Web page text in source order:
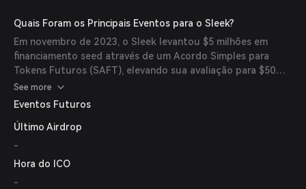
aplicações DeFi e CeFi desde 2017 e trabalhou
anteriormente na Blackstone cobrindo ativos reais.
Quais Foram os Principais Eventos para o Sleek?
Em novembro de 2023, o Sleek levantou $5 milhões em
financiamento seed através de um Acordo Simples para
Tokens Futuros (SAFT), elevando sua avaliação para $50
milhões. Os investidores incluíram Binance Labs, Shima
Capital, Spartan Group, Symbolic Capital, MarketAcross e
See more
Eventos Futuros
Último Airdrop
-
Hora do ICO
-